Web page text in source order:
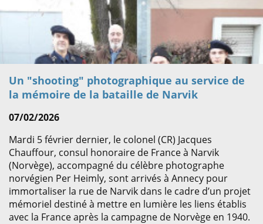
Un "shooting" photographique au service de
la mémoire de la bataille de Narvik
07/02/2026
Mardi 5 février dernier, le colonel (CR) Jacques
Chauffour, consul honoraire de France à Narvik
(Norvège), accompagné du célèbre photographe
norvégien Per Heimly, sont arrivés à Annecy pour
immortaliser la rue de Narvik dans le cadre d’un projet
mémoriel destiné à mettre en lumière les liens établis
avec la France après la campagne de Norvège en 1940.